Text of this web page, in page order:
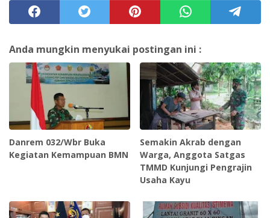
Anda mungkin menyukai postingan ini :
Danrem 032/Wbr Buka
Kegiatan Kemampuan BMN
Semakin Akrab dengan
Warga, Anggota Satgas
TMMD Kunjungi Pengrajin
Usaha Kayu